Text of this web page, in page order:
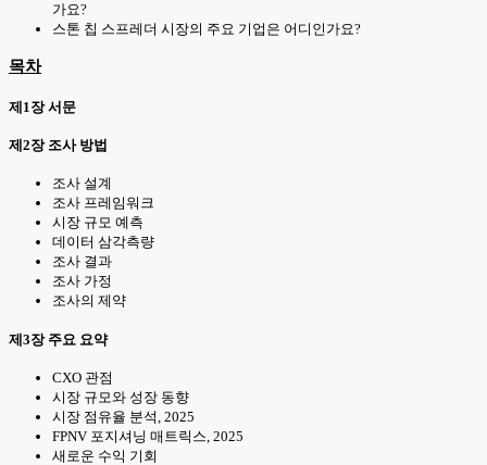
가요?
스톤 칩 스프레더 시장의 주요 기업은 어디인가요?
목차
제1장 서문
제2장 조사 방법
조사 설계
조사 프레임워크
시장 규모 예측
데이터 삼각측량
조사 결과
조사 가정
조사의 제약
제3장 주요 요약
CXO 관점
시장 규모와 성장 동향
시장 점유율 분석, 2025
FPNV 포지셔닝 매트릭스, 2025
새로운 수익 기회